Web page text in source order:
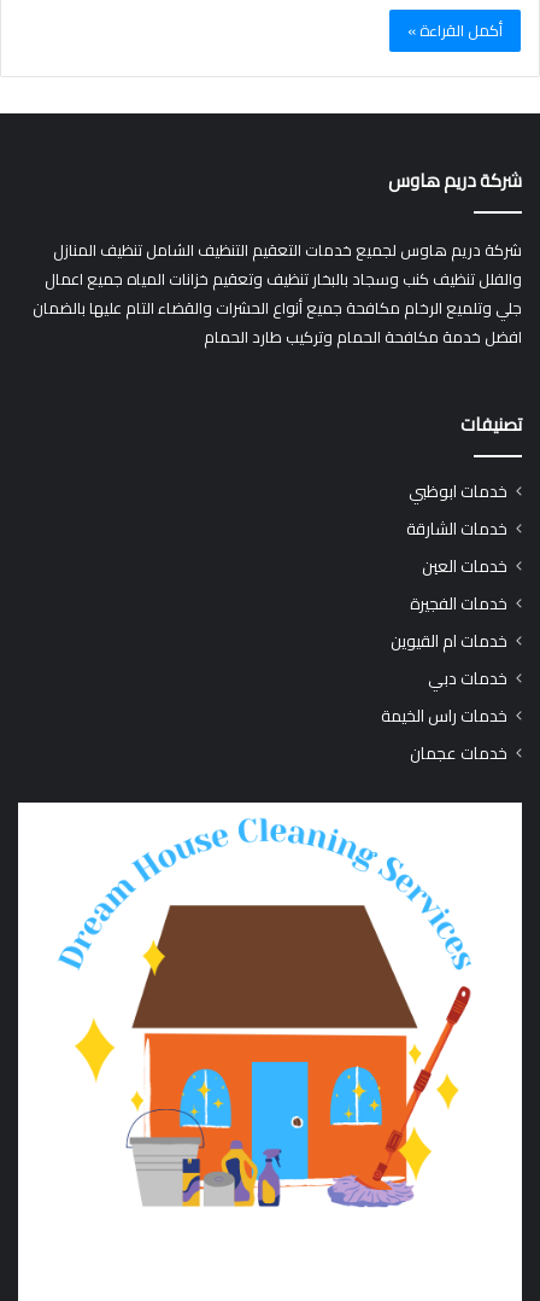
أكمل القراءة »
شركة دريم هاوس
شركة دريم هاوس لجميع خدمات التعقيم التنظيف الشامل تنظيف المنازل
والفلل تنظيف كنب وسجاد بالبخار تنظيف وتعقيم خزانات المياه جميع اعمال
جلي وتلميع الرخام مكافحة جميع أنواع الحشرات والقضاء التام عليها بالضمان
افضل خدمة مكافحة الحمام وتركيب طارد الحمام
تصنيفات
خدمات ابوظبي
خدمات الشارقة
خدمات العين
خدمات الفجيرة
خدمات ام القيوين
خدمات دبي
خدمات راس الخيمة
خدمات عجمان